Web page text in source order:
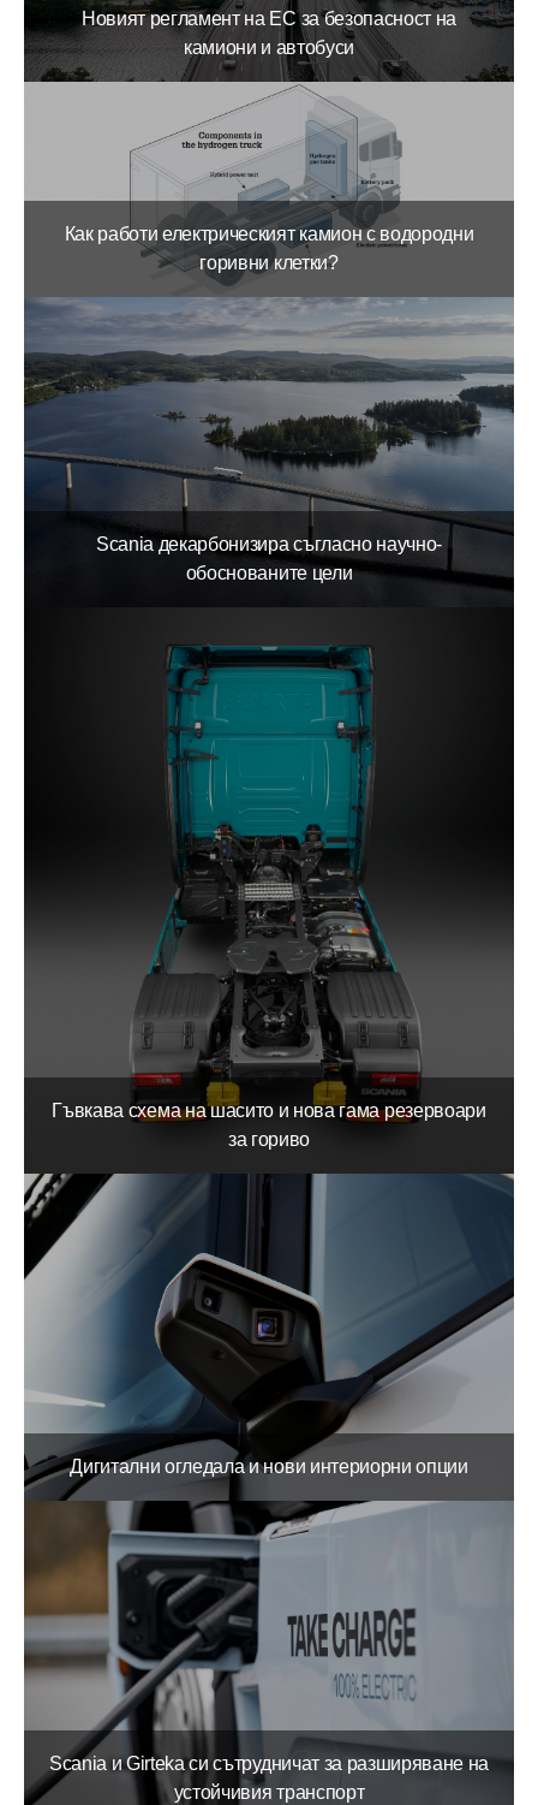
Новият регламент на ЕС за безопасност на
камиони и автобуси
Как работи електрическият камион с водородни
горивни клетки?
Scania декарбонизира съгласно научно-
обоснованите цели
Гъвкава схема на шасито и нова гама резервоари
за гориво
Дигитални огледала и нови интериорни опции
Scania и Girteka си сътрудничат за разширяване на
устойчивия транспорт